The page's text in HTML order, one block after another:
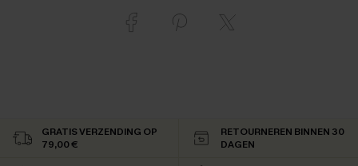
GRATIS VERZENDING OP
79,00 €
RETOURNEREN BINNEN 30
DAGEN